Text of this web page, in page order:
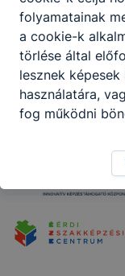
folyamatainak
a cookie-k
törlése által
lesznek
használatára,
fog működni